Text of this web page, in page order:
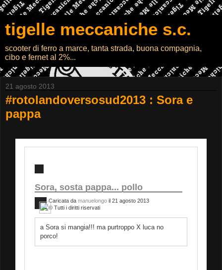
tigelle meccaniche s.c.
scooter di ferro a marce, tanta strada, buona compagnia,
cibo e fernet al 2%...
21 agosto 2013
#rotolandoversosud2013 : Sora e
pappa
Sora, sosta pappa... pollo
Caricata da manuelongo il 21 agosto 2013
© Tutti i diritti riservati
a Sora si mangia!!! ma purtroppo X luca no
porco!